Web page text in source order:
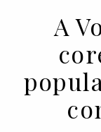
A